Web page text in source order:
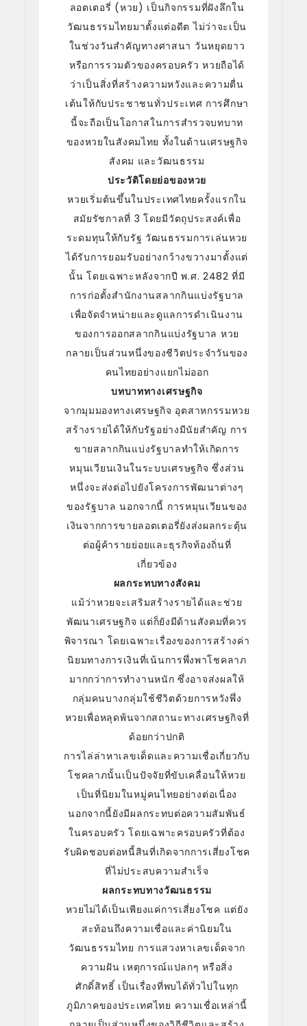
ลอตเตอรี่ (หวย) เป็นกิจกรรมที่ฝังลึกใน
วัฒนธรรมไทยมาตั้งแต่อดีต ไม่ว่าจะเป็น
ในช่วงวันสำคัญทางศาสนา วันหยุดยาว
หรือการรวมตัวของครอบครัว หวยถือได้
ว่าเป็นสิ่งที่สร้างความหวังและความตื่น
เต้นให้กับประชาชนทั่วประเทศ การศึกษา
นี้จะถือเป็นโอกาสในการสำรวจบทบาท
ของหวยในสังคมไทย ทั้งในด้านเศรษฐกิจ
สังคม และวัฒนธรรม
ประวัติโดยย่อของหวย
หวยเริ่มต้นขึ้นในประเทศไทยครั้งแรกใน
สมัยรัชกาลที่ 3 โดยมีวัตถุประสงค์เพื่อ
ระดมทุนให้กับรัฐ วัฒนธรรมการเล่นหวย
ได้รับการยอมรับอย่างกว้างขวางมาตั้งแต่
นั้น โดยเฉพาะหลังจากปี พ.ศ. 2482 ที่มี
การก่อตั้งสำนักงานสลากกินแบ่งรัฐบาล
เพื่อจัดจำหน่ายและดูแลการดำเนินงาน
ของการออกสลากกินแบ่งรัฐบาล หวย
กลายเป็นส่วนหนึ่งของชีวิตประจำวันของ
คนไทยอย่างแยกไม่ออก
บทบาททางเศรษฐกิจ
จากมุมมองทางเศรษฐกิจ อุตสาหกรรมหวย
สร้างรายได้ให้กับรัฐอย่างมีนัยสำคัญ การ
ขายสลากกินแบ่งรัฐบาลทำให้เกิดการ
หมุนเวียนเงินในระบบเศรษฐกิจ ซึ่งส่วน
หนึ่งจะส่งต่อไปยังโครงการพัฒนาต่างๆ
ของรัฐบาล นอกจากนี้ การหมุนเวียนของ
เงินจากการขายลอตเตอรี่ยังส่งผลกระตุ้น
ต่อผู้ค้ารายย่อยและธุรกิจท้องถิ่นที่
เกี่ยวข้อง
ผลกระทบทางสังคม
แม้ว่าหวยจะเสริมสร้างรายได้และช่วย
พัฒนาเศรษฐกิจ แต่ก็ยังมีด้านสังคมที่ควร
พิจารณา โดยเฉพาะเรื่องของการสร้างค่า
นิยมทางการเงินที่เน้นการพึ่งพาโชคลาภ
มากกว่าการทำงานหนัก ซึ่งอาจส่งผลให้
กลุ่มคนบางกลุ่มใช้ชีวิตด้วยการหวังพึ่ง
หวยเพื่อหลุดพ้นจากสถานะทางเศรษฐกิจที่
ด้อยกว่าปกติ
การไล่ล่าหาเลขเด็ดและความเชื่อเกี่ยวกับ
โชคลาภนั้นเป็นปัจจัยที่ขับเคลื่อนให้หวย
เป็นที่นิยมในหมู่คนไทยอย่างต่อเนื่อง
นอกจากนี้ยังมีผลกระทบต่อความสัมพันธ์
ในครอบครัว โดยเฉพาะครอบครัวที่ต้อง
รับผิดชอบต่อหนี้สินที่เกิดจากการเสี่ยงโชค
ที่ไม่ประสบความสำเร็จ
ผลกระทบทางวัฒนธรรม
หวยไม่ได้เป็นเพียงแค่การเสี่ยงโชค แต่ยัง
สะท้อนถึงความเชื่อและค่านิยมใน
วัฒนธรรมไทย การแสวงหาเลขเด็ดจาก
ความฝัน เหตุการณ์แปลกๆ หรือสิ่ง
ศักดิ์สิทธิ์ เป็นเรื่องที่พบได้ทั่วไปในทุก
ภูมิภาคของประเทศไทย ความเชื่อเหล่านี้